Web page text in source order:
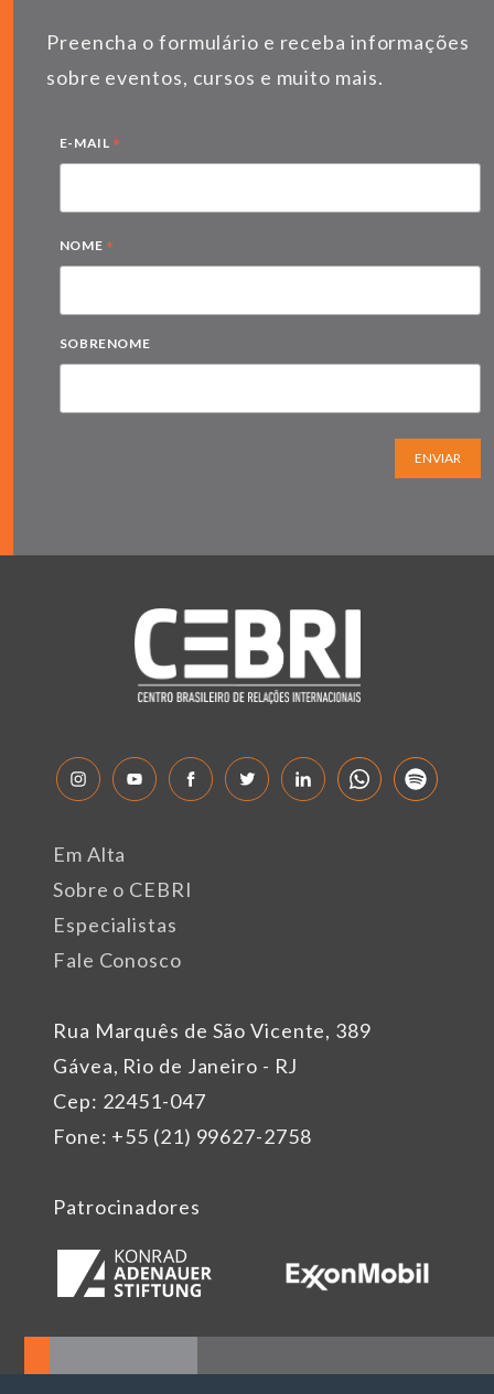
Preencha o formulário e receba informações
sobre eventos, cursos e muito mais.
E-MAIL *
NOME *
SOBRENOME
ENVIAR
Rua Marquês de São Vicente, 389
Gávea, Rio de Janeiro - RJ
Cep: 22451-047
Fone: +55 (21) 99627-2758
Em Alta
Sobre o CEBRI
Especialistas
Fale Conosco
Patrocinadores